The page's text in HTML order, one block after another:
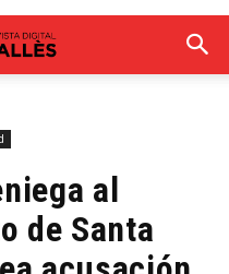
al
de Santa